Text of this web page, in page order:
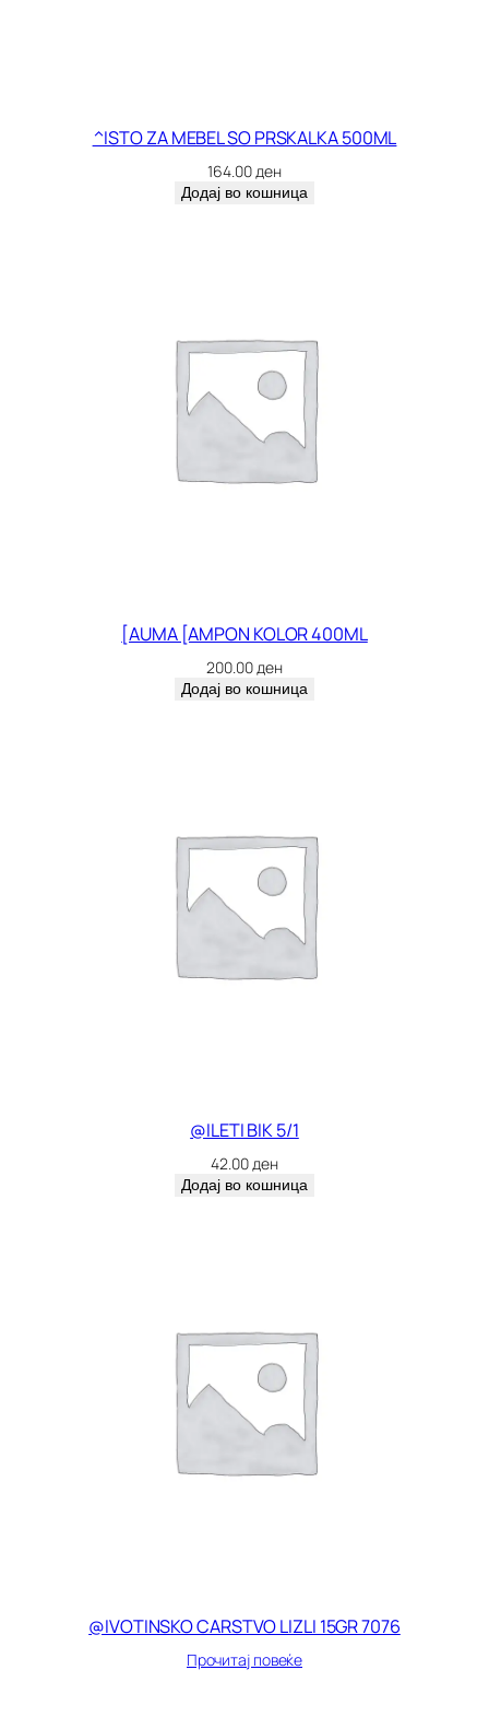
^ISTO ZA MEBEL SO PRSKALKA 500ML
164.00ден
Додај во кошница
[AUMA [AMPON KOLOR 400ML
200.00ден
Додај во кошница
@ILETI BIK 5/1
42.00ден
Додај во кошница
@IVOTINSKO CARSTVO LIZLI 15GR 7076
Прочитај повеќе